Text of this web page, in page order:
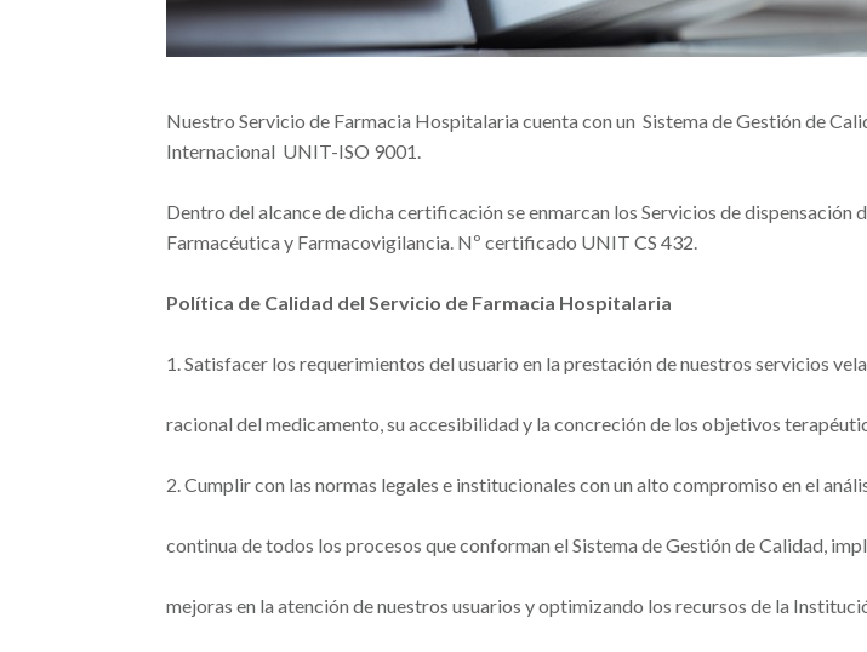
Nuestro Servicio de Farmacia Hospitalaria cuenta con un Sistema de Gestión de
Internacional UNIT-ISO 9001.
Dentro del alcance de dicha certificación se enmarcan los Servicios de
Farmacéutica y Farmacovigilancia. Nº certificado UNIT CS 432.
Política de Calidad del Servicio de Farmacia Hospitalaria
1. Satisfacer los requerimientos del usuario en la prestación de nuestros servicios
racional del medicamento, su accesibilidad y la concreción de los objetivos
2. Cumplir con las normas legales e institucionales con un alto compromiso en el
continua de todos los procesos que conforman el Sistema de Gestión de Calidad,
mejoras en la atención de nuestros usuarios y optimizando los recursos de la